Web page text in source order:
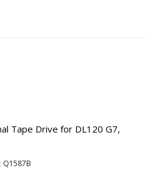
Tape Drive for DL120 G7,
Q1587B